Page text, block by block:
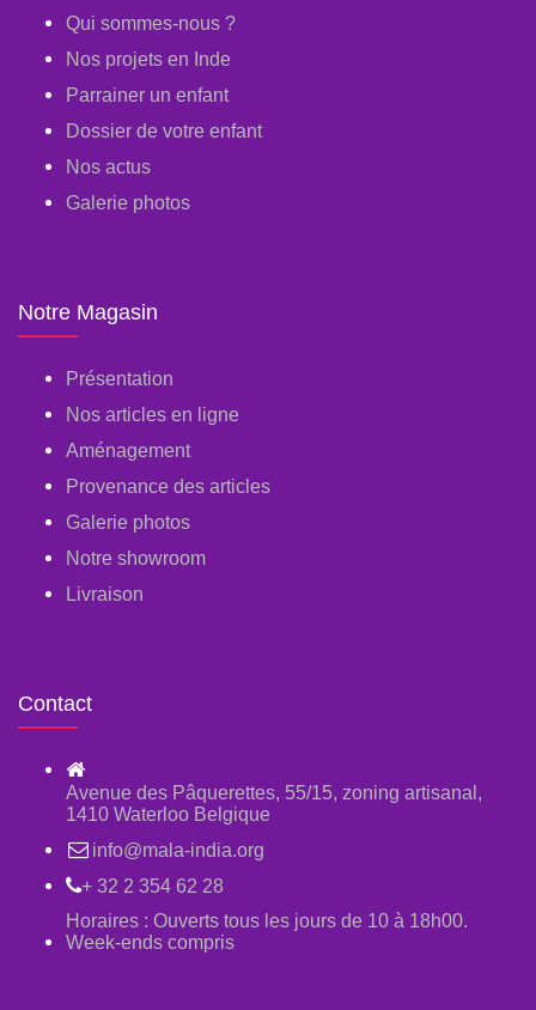
Qui sommes-nous ?
Nos projets en Inde
Parrainer un enfant
Dossier de votre enfant
Nos actus
Galerie photos
Notre Magasin
Présentation
Nos articles en ligne
Aménagement
Provenance des articles
Galerie photos
Notre showroom
Livraison
Contact
Avenue des Pâquerettes, 55/15, zoning artisanal,
1410 Waterloo Belgique
info@mala-india.org
+ 32 2 354 62 28
Horaires : Ouverts tous les jours de 10 à 18h00.
Week-ends compris